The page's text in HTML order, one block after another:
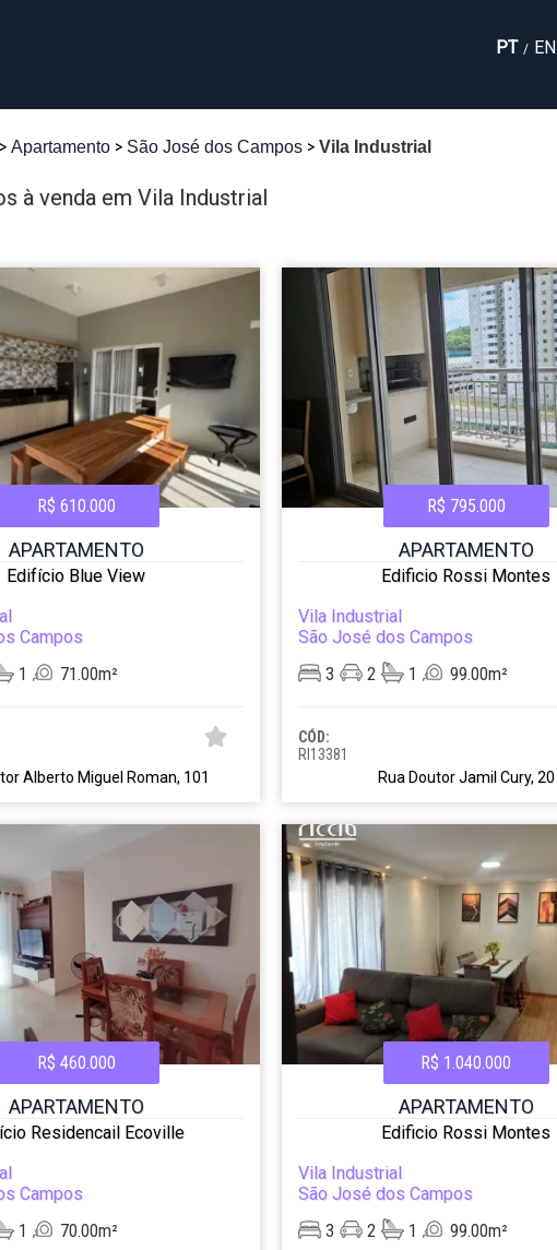
PT / EN
Apartamento São José dos Campos Vila Industrial
à venda em Vila Industrial
R$ 610.000
APARTAMENTO
Edifício Blue View
Campos
1 71.00m²
Alberto Miguel Roman, 101
R$ 795.000
APARTAMENTO
Edificio Rossi Montes
Vila Industrial
São José dos Campos
3
2 1 99.00m²
CÓD:
RI13381
Rua Doutor Jamil Cury, 20
R$ 460.000
APARTAMENTO
Residencail Ecoville
Campos
1 70.00m²
R$ 1.040.000
APARTAMENTO
Edificio Rossi Montes
Vila Industrial
São José dos Campos
3
2 1 99.00m²